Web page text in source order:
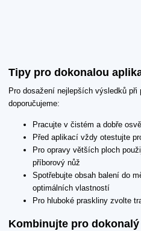
Tipy pro dokonalou
Pro dosažení nejlepších výsledků při
doporučujeme:
Pracujte v čistém a dobře
Před aplikací vždy otestujte
Pro opravy větších ploch
příborový nůž
Spotřebujte obsah balení do
optimálních vlastností
Pro hluboké praskliny zvolte
Kombinujte pro